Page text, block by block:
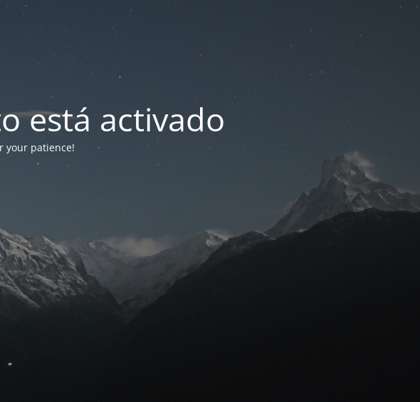
está activado
your patience!